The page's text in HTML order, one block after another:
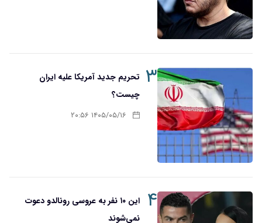
۳ تحریم‌ جدید آمریکا علیه ایران
چیست؟
۱۴۰۵/۰۵/۱۶ ۲۰:۵۶
۴
این ۱۰ نفر به عروسی رونالدو دعوت
نمی‌شوند